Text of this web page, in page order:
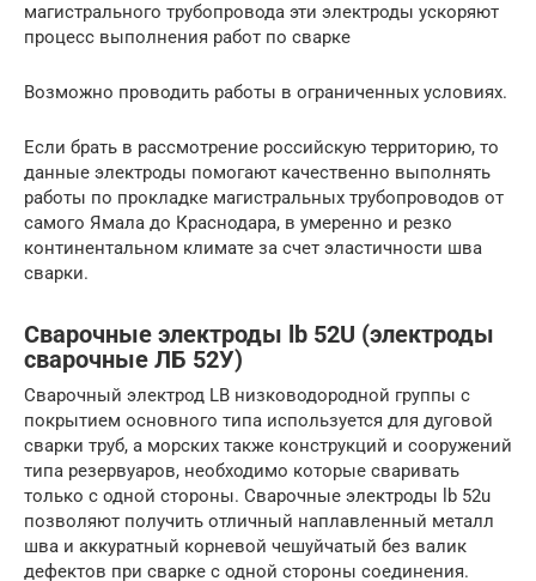
магистрального трубопровода эти электроды ускоряют
процесс выполнения работ по сварке
Возможно проводить работы в ограниченных условиях.
Если брать в рассмотрение российскую территорию, то
данные электроды помогают качественно выполнять
работы по прокладке магистральных трубопроводов от
самого Ямала до Краснодара, в умеренно и резко
континентальном климате за счет эластичности шва
сварки.
Сварочные электроды lb 52U (электроды
сварочные ЛБ 52У)
Сварочный электрод LB низководородной группы с
покрытием основного типа используется для дуговой
сварки труб, а морских также конструкций и сооружений
типа резервуаров, необходимо которые сваривать
только с одной стороны. Сварочные электроды lb 52u
позволяют получить отличный наплавленный металл
шва и аккуратный корневой чешуйчатый без валик
дефектов при сварке с одной стороны соединения.